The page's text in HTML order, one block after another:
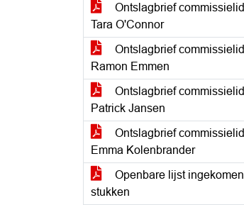
Ontslagbrief commissielid
Tara O'Connor
Ontslagbrief commissielid
Ramon Emmen
Ontslagbrief commissielid
Patrick Jansen
Ontslagbrief commissielid
Emma Kolenbrander
Openbare lijst ingekomen
stukken